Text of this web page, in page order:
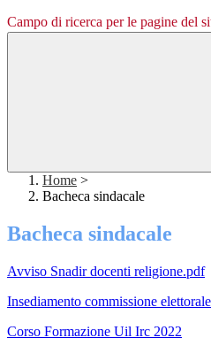
Campo di ricerca per le pagine del
Home >
Bacheca sindacale
Bacheca sindacale
Avviso Snadir docenti religione.pdf
Insediamento commissione
Corso Formazione Uil Irc 2022